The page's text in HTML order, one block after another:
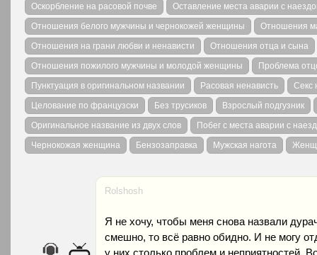
Оскорбление на расовой почве
Оставление места аварии с
Отношения белого мужчины и чернокожей женщины
Отношения
Отношения на грани любви и ненависти
Отношения отца и сына
Отношения пожилого мужчины и молодой женщины
Проблема
Пунктуация в оригинальном названии
Расовая ненависть
Секс
Целование по французски
Без трусиков
Взрослый подгузник
Оригинальное название из двух слов
Побег с места аварии с
Чернокожая женщина
Бензозаправка Мужская нагота
Rolshosh
Я не хочу, чтобы меня снова назвали
смешно, то всё равно обидно. И не могу
у них столько проблем и неприятностей.